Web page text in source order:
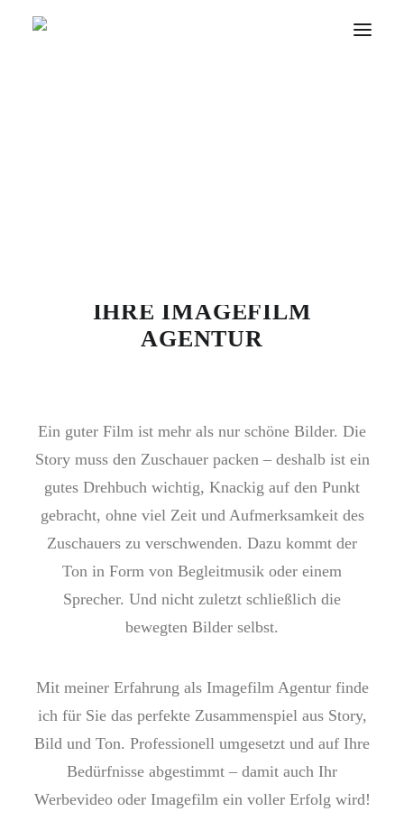
IHRE IMAGEFILM
AGENTUR
Ein guter Film ist mehr als nur schöne Bilder. Die
Story muss den Zuschauer packen – deshalb ist ein
gutes Drehbuch wichtig, Knackig auf den Punkt
gebracht, ohne viel Zeit und Aufmerksamkeit des
Zuschauers zu verschwenden. Dazu kommt der
Ton in Form von Begleitmusik oder einem
Sprecher. Und nicht zuletzt schließlich die
bewegten Bilder selbst.
Mit meiner Erfahrung als Imagefilm Agentur finde
ich für Sie das perfekte Zusammenspiel aus Story,
Bild und Ton. Professionell umgesetzt und auf Ihre
Bedürfnisse abgestimmt – damit auch Ihr
Werbevideo oder Imagefilm ein voller Erfolg wird!